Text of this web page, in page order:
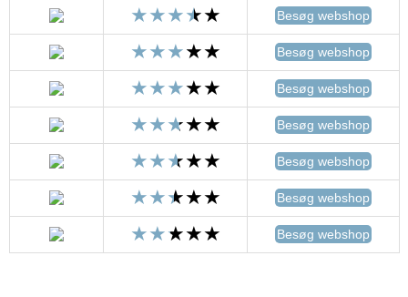
Besøg webshop
Besøg webshop
Besøg webshop
Besøg webshop
Besøg webshop
Besøg webshop
Besøg webshop